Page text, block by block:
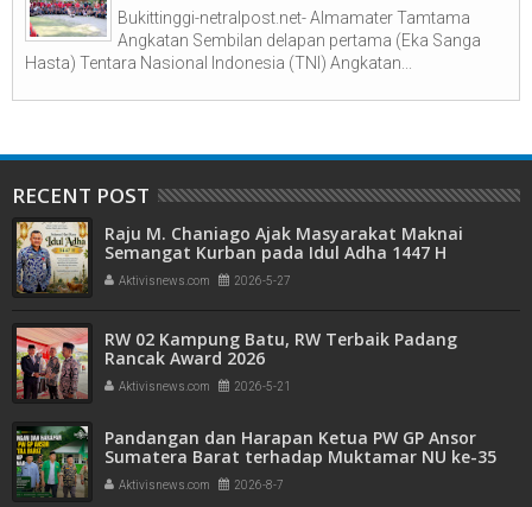
Bukittinggi-netralpost.net- Almamater Tamtama
Angkatan Sembilan delapan pertama (Eka Sanga
Hasta) Tentara Nasional Indonesia (TNI) Angkatan...
RECENT POST
Raju M. Chaniago Ajak Masyarakat Maknai
Semangat Kurban pada Idul Adha 1447 H
Aktivisnews.com 2026-5-27
RW 02 Kampung Batu, RW Terbaik Padang
Rancak Award 2026
Aktivisnews.com 2026-5-21
Pandangan dan Harapan Ketua PW GP Ansor
Sumatera Barat terhadap Muktamar NU ke-35
Aktivisnews.com 2026-8-7